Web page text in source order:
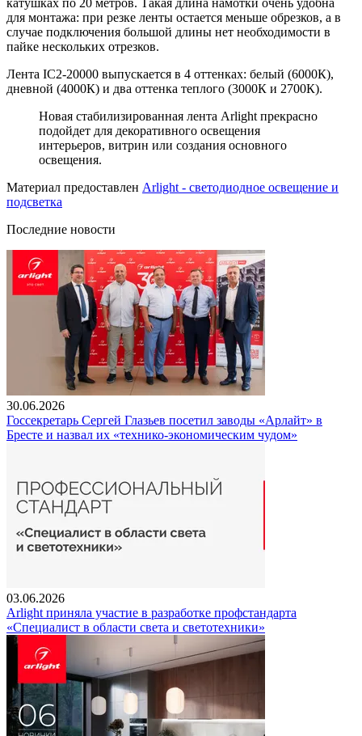
для монтажа: при резке ленты остается меньше обрезков, а в
случае подключения большой длины нет необходимости в
пайке нескольких отрезков.
Лента IC2-20000 выпускается в 4 оттенках: белый (6000К),
дневной (4000К) и два оттенка теплого (3000К и 2700К).
Новая стабилизированная лента Arlight прекрасно
подойдет для декоративного освещения
интерьеров, витрин или создания основного
освещения.
Материал предоставлен Arlight - светодиодное освещение и
подсветка
Последние новости
30.06.2026
Госсекретарь Сергей Глазьев посетил заводы «Арлайт» в
Бресте и назвал их «технико-экономическим чудом»
03.06.2026
Arlight приняла участие в разработке профстандарта
«Специалист в области света и светотехники»